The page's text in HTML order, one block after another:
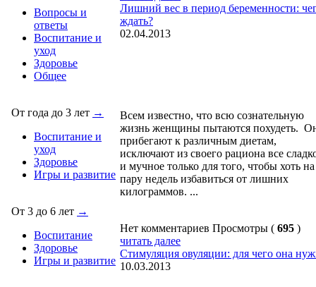
Вопросы и
ответы
Воспитание и
уход
Здоровье
Общее
От года до 3 лет →
Воспитание и
уход
Здоровье
Игры и развитие
От 3 до 6 лет →
Воспитание
Здоровье
Игры и развитие
Лишний вес в период беременности:
ждать?
02.04.2013
Всем известно, что всю сознательную
жизнь женщины пытаются похудеть.
прибегают к различным диетам,
исключают из своего рациона все
и мучное только для того, чтобы хоть на
пару недель избавиться от лишних
килограммов. ...
Нет комментариев Просмотры ( 695 )
читать далее
Стимуляция овуляции: для чего она
10.03.2013